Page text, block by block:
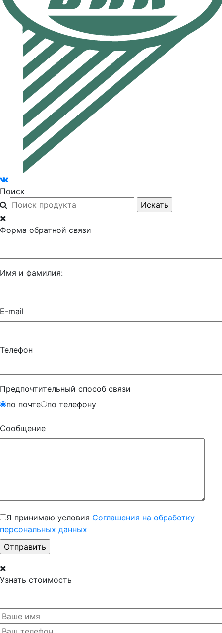
Поиск
Форма обратной связи
Имя и фамилия:
E-mail
Телефон
Предпочтительный способ связи
по почте
по телефону
Сообщение
Я принимаю условия Соглашения на обработку
персональных данных
Узнать стоимость